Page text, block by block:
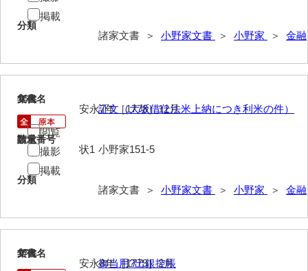
堅田家文書（山口市）
片山家文書（美和町）
分類
諸家文書 ＞ 小野家文書 ＞ 小野家 ＞ 金融
掲載
16
文書名
証文（大坂借仕法米上納につき利米の件）
請求番号
小野家151-5
分類
諸家文書 ＞ 小野家文書 ＞ 小野家 ＞ 金融
年代
安永7年［1778］12月
数量
状1
閲覧
撮影
掲載
17
文書名
御当用?出銀控帳
年代
安永8年［1779］2月